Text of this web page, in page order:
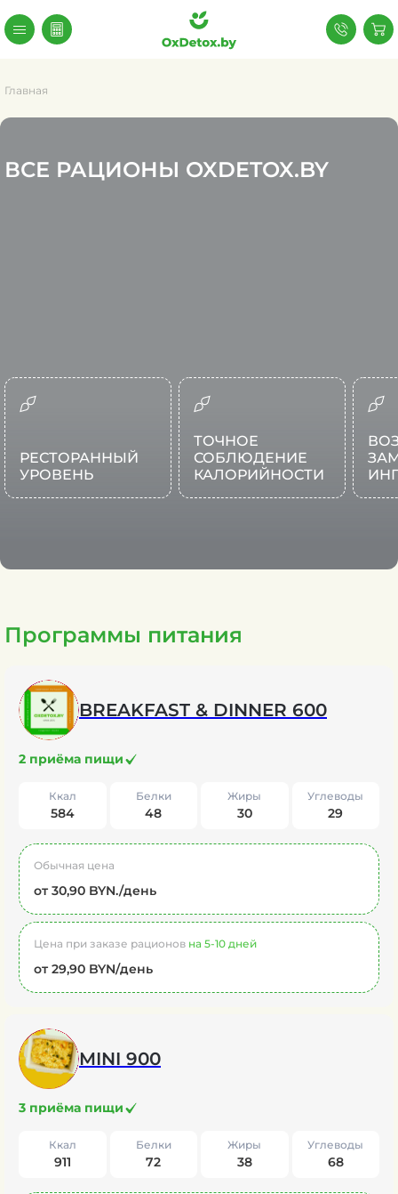
Главная
ВСЕ РАЦИОНЫ OXDETOX.BY
РЕСТОРАННЫЙ
УРОВЕНЬ
ТОЧНОЕ
СОБЛЮДЕНИЕ
КАЛОРИЙНОСТИ
Программы питания
BREAKFAST & DINNER 600
2 приёма пищи
Ккал
584
Белки
48
Жиры
30
Углеводы
29
Обычная цена
от 30,90 BYN./день
Цена при заказе рационов на 5-10 дней
от 29,90 BYN/день
MINI 900
3 приёма пищи
Ккал
911
Белки
72
Жиры
38
Углеводы
68